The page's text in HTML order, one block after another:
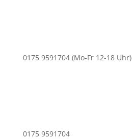
0175 9591704 (Mo-Fr 12-18 Uhr)
0175 9591704